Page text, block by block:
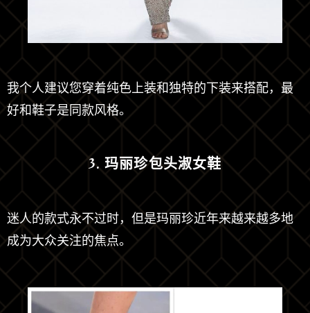
我个人建议您穿着纯色上装和独特的下装来搭配，最
好和鞋子是同款风格。
3. 玛丽珍包头淑女鞋
迷人的款式永不过时，但是玛丽珍近年来越来越多地
成为大众关注的焦点。